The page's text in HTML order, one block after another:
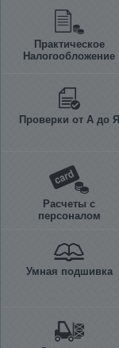
Практическое
Налогообложение
Проверки от А до Я
Расчеты с
персоналом
Умная подшивка